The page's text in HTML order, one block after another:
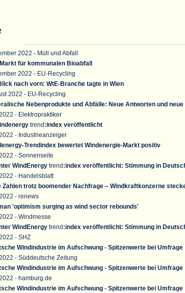
2022 - Müll und Abfall
für kommunalen Bioabfall
2022 - EU-Recycling
nach vorn: WtE-Branche tagte in Wien
2022 - EU-Recycling
Nebenprodukte und Abfälle: Neue Antworten und neue
- Elektropraktiker
trend :index veröffentlicht
- Industrieanzeiger
Trendindex bewertet Windenergie-Markt positiv
- Sonnenseite
WindEnergy trend :index veröffentlicht: Stimmung in
- Handelsblatt
Zahlen trotz boomender Nachfrage – Windkraftkonzerne
- renews
'optimism surging as wind sector rebounds'
- Windmesse
WindEnergy trend :index veröffentlicht: Stimmung in
- SHZ
Windindustrie im Aufschwung - Spitzenwerte bei Umfrage
- Süddeutsche Zeitung
Windindustrie im Aufschwung - Spitzenwerte bei Umfrage
- hamburg.de
Windindustrie im Aufschwung - Spitzenwerte bei Umfrage